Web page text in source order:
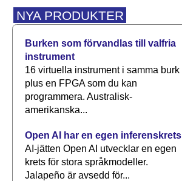
NYA PRODUKTER
Burken som förvandlas till valfria
instrument
16 virtuella instrument i samma burk
plus en FPGA som du kan
programmera. Australisk-
amerikanska...
Open AI har en egen inferenskrets
AI-jätten Open AI utvecklar en egen
krets för stora språkmodeller.
Jalapeño är avsedd för...